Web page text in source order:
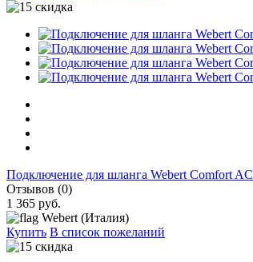
Подключение для шланга Webert Comfort
Отзывов (0)
1 365 руб.
Webert (Италия)
Купить В список пожеланий